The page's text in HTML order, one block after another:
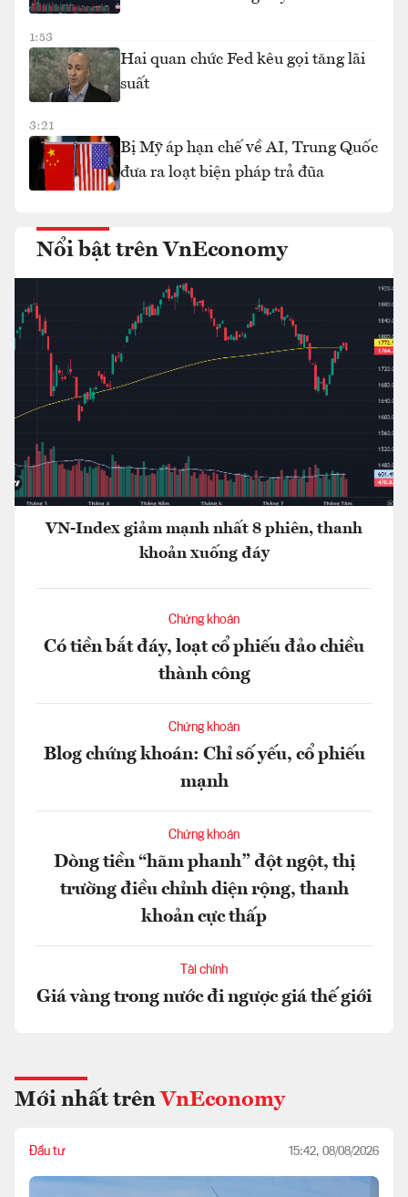
1:53
Hai quan chức Fed kêu gọi tăng lãi
suất
3:21
Bị Mỹ áp hạn chế về AI, Trung Quốc
đưa ra loạt biện pháp trả đũa
Nổi bật trên VnEconomy
VN-Index giảm mạnh nhất 8 phiên, thanh
khoản xuống đáy
Chứng khoán
Có tiền bắt đáy, loạt cổ phiếu đảo chiều
thành công
Chứng khoán
Blog chứng khoán: Chỉ số yếu, cổ phiếu
mạnh
Chứng khoán
Dòng tiền “hãm phanh” đột ngột, thị
trường điều chỉnh diện rộng, thanh
khoản cực thấp
Tài chính
Giá vàng trong nước đi ngược giá thế giới
Mới nhất trên VnEconomy
Đầu tư 15:42, 08/08/2026